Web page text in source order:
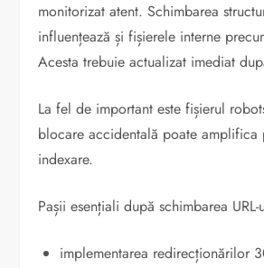
monitorizat atent. Schimbarea
influențează și fișierele interne
Acesta trebuie actualizat imediat
La fel de important este fișierul
blocare accidentală poate amplifica
indexare.
Pașii esențiali după schimbarea
implementarea redirecționărilor